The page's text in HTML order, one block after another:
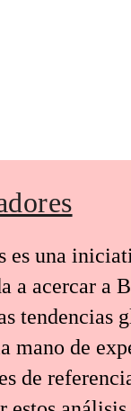
es una
a acercar a
tendencias
mano de
de